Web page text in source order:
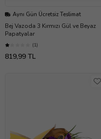
Aynı Gün Ücretsiz Teslimat
Bej Vazoda 3 Kırmızı Gül ve Beyaz
Papatyalar
(1)
819,99 TL